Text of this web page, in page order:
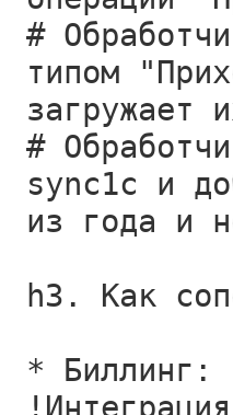
#
типом
загружает
#
sync1c и
из года и
h3. Как
* Биллинг: